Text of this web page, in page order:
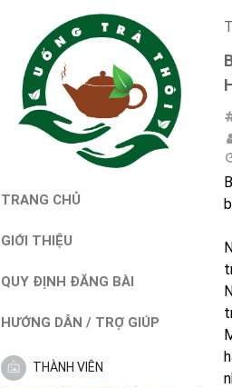
TRANG CHỦ
GIỚI THIỆU
QUY ĐỊNH ĐĂNG BÀI
HƯỚNG DẪN / TRỢ GIÚP
THÀNH VIÊN